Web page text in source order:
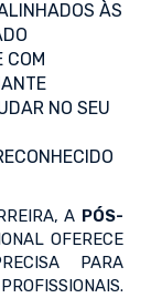
ÀS
COM
NO SEU
A PÓS-
OFERECE
PARA